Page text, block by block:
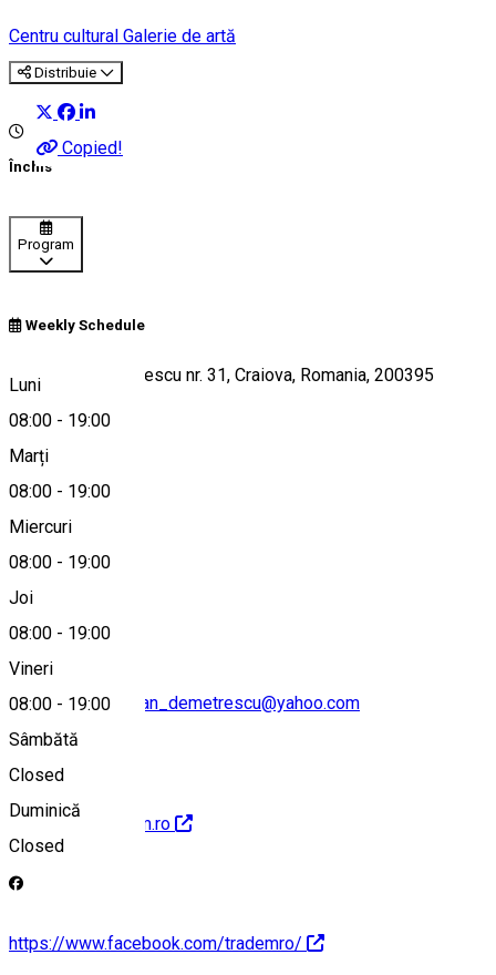
Centru cultural Galerie de artă
Distribuie
Copied!
Închis
Program
Weekly Schedule
Luni
08:00 - 19:00
Marți
08:00 - 19:00
Miercuri
08:00 - 19:00
Joi
08:00 - 19:00
Vineri
08:00 - 19:00
Sâmbătă
Closed
Duminică
Closed
str. Traian Demetrescu nr. 31, Craiova, Romania, 200395
Hartă
casa_cultura_traian_demetrescu@yahoo.com
http://www.tradem.ro
https://www.facebook.com/trademro/